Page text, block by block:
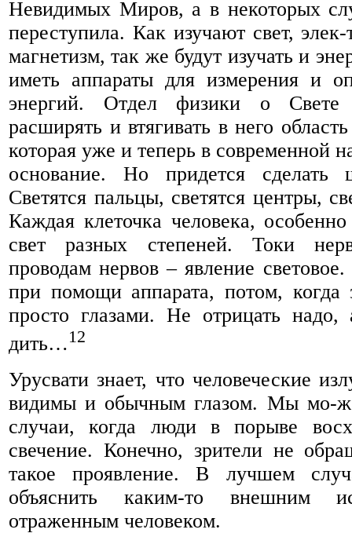
Невидимых Миров, а в некоторых
переступила. Как изучают свет,
магнетизм, так же будут изучать и
иметь аппараты для измерения и
энергий. Отдел физики о Свете
расширять и втягивать в него
которая уже и теперь в современной
основание. Но придется
Светятся пальцы, светятся центры,
Каждая клеточка человека,
свет разных степеней. Токи
проводам нервов – явление
при помощи аппарата, потом, когда
просто глазами. Не отрицать надо,
дить…12
Урусвати знает, что человеческие
видимы и обычным глазом. Мы мо-
случаи, когда люди в порыве
свечение. Конечно, зрители не
такое проявление. В лучшем
объяснить каким-то внешним
отраженным человеком.